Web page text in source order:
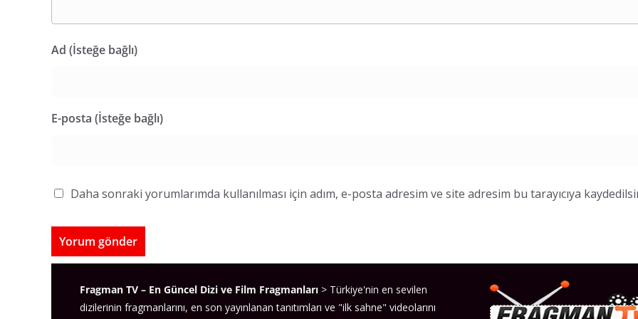
Ad (İsteğe bağlı)
E-posta (İsteğe bağlı)
Daha sonraki yorumlarımda kullanılması için adım, e-posta adresim ve site adresim bu tarayıcıya
Fragman TV – En Güncel Dizi ve Film Fragmanları > Türkiye'nin en sevilen
dizilerinin fragmanlarını, en son yayınlanan tanıtımları ve "ilk sahne" videolarını